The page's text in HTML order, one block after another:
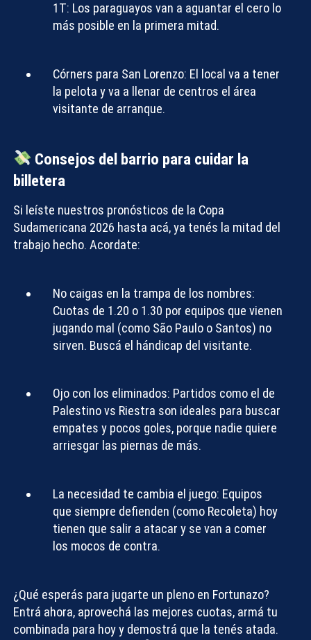
1T: Los paraguayos van a aguantar el cero lo
más posible en la primera mitad.
Córners para San Lorenzo: El local va a tener
la pelota y va a llenar de centros el área
visitante de arranque.
Consejos del barrio para cuidar la
billetera
Si leíste nuestros pronósticos de la Copa
Sudamericana 2026 hasta acá, ya tenés la mitad del
trabajo hecho. Acordate:
No caigas en la trampa de los nombres:
Cuotas de 1.20 o 1.30 por equipos que vienen
jugando mal (como São Paulo o Santos) no
sirven. Buscá el hándicap del visitante.
Ojo con los eliminados: Partidos como el de
Palestino vs Riestra son ideales para buscar
empates y pocos goles, porque nadie quiere
arriesgar las piernas de más.
La necesidad te cambia el juego: Equipos
que siempre defienden (como Recoleta) hoy
tienen que salir a atacar y se van a comer
los mocos de contra.
¿Qué esperás para jugarte un pleno en Fortunazo?
Entrá ahora, aprovechá las mejores cuotas, armá tu
combinada para hoy y demostrá que la tenés atada.